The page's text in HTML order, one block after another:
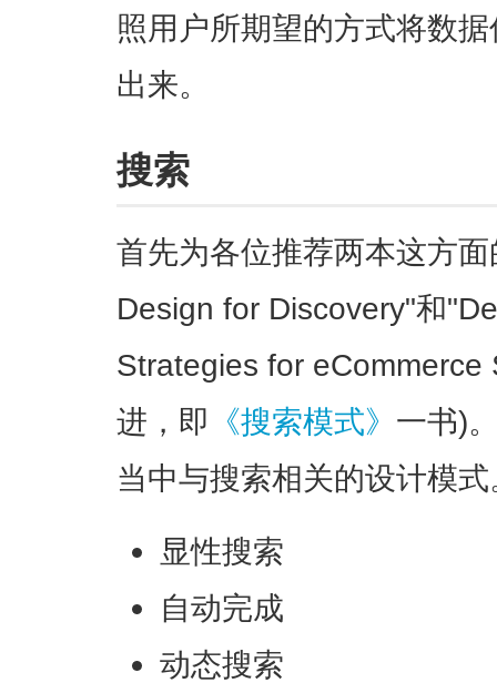
照用户所期望的方式将数
出来。
搜索
首先为各位推荐两本这方
Design for Discovery"和
Strategies for eCommerce
进，即 《搜索模式》 一书)
当中与搜索相关的设计模式
显性搜索
自动完成
动态搜索